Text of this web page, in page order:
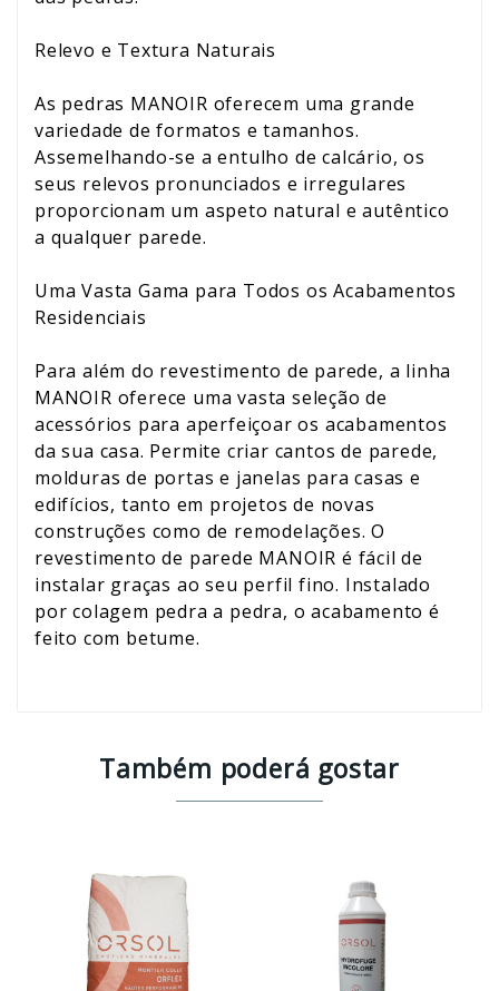
Relevo e Textura Naturais
As pedras MANOIR oferecem uma grande
variedade de formatos e tamanhos.
Assemelhando-se a entulho de calcário, os
seus relevos pronunciados e irregulares
proporcionam um aspeto natural e autêntico
a qualquer parede.
Uma Vasta Gama para Todos os Acabamentos
Residenciais
Para além do revestimento de parede, a linha
MANOIR oferece uma vasta seleção de
acessórios para aperfeiçoar os acabamentos
da sua casa. Permite criar cantos de parede,
molduras de portas e janelas para casas e
edifícios, tanto em projetos de novas
construções como de remodelações. O
revestimento de parede MANOIR é fácil de
instalar graças ao seu perfil fino. Instalado
por colagem pedra a pedra, o acabamento é
feito com betume.
Também poderá gostar